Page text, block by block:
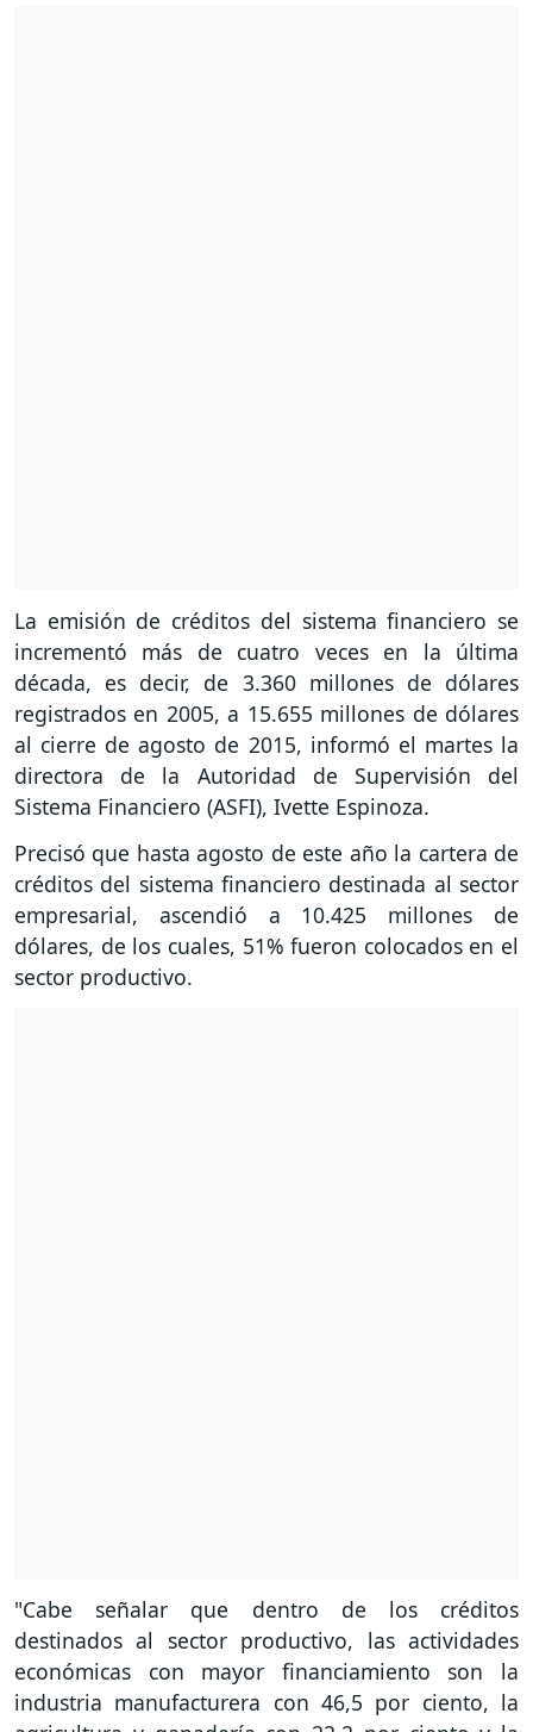
La emisión de créditos del sistema financiero se
incrementó más de cuatro veces en la última
década, es decir, de 3.360 millones de dólares
registrados en 2005, a 15.655 millones de dólares
al cierre de agosto de 2015, informó el martes la
directora de la Autoridad de Supervisión del
Sistema Financiero (ASFI), Ivette Espinoza.
Precisó que hasta agosto de este año la cartera de
créditos del sistema financiero destinada al sector
empresarial, ascendió a 10.425 millones de
dólares, de los cuales, 51% fueron colocados en el
sector productivo.
"Cabe señalar que dentro de los créditos
destinados al sector productivo, las actividades
económicas con mayor financiamiento son la
industria manufacturera con 46,5 por ciento, la